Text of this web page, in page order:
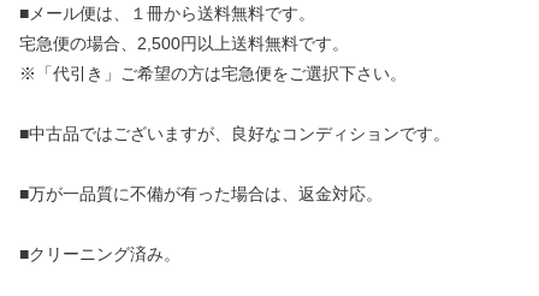
■メール便は、１冊から送料無料です。
宅急便の場合、2,500円以上送料無料です。
※「代引き」ご希望の方は宅急便をご選択下さい。
■中古品ではございますが、良好なコンディションです。
■万が一品質に不備が有った場合は、返金対応。
■クリーニング済み。